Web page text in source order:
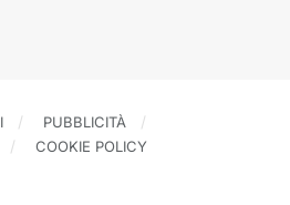
PUBBLICITÀ
COOKIE POLICY